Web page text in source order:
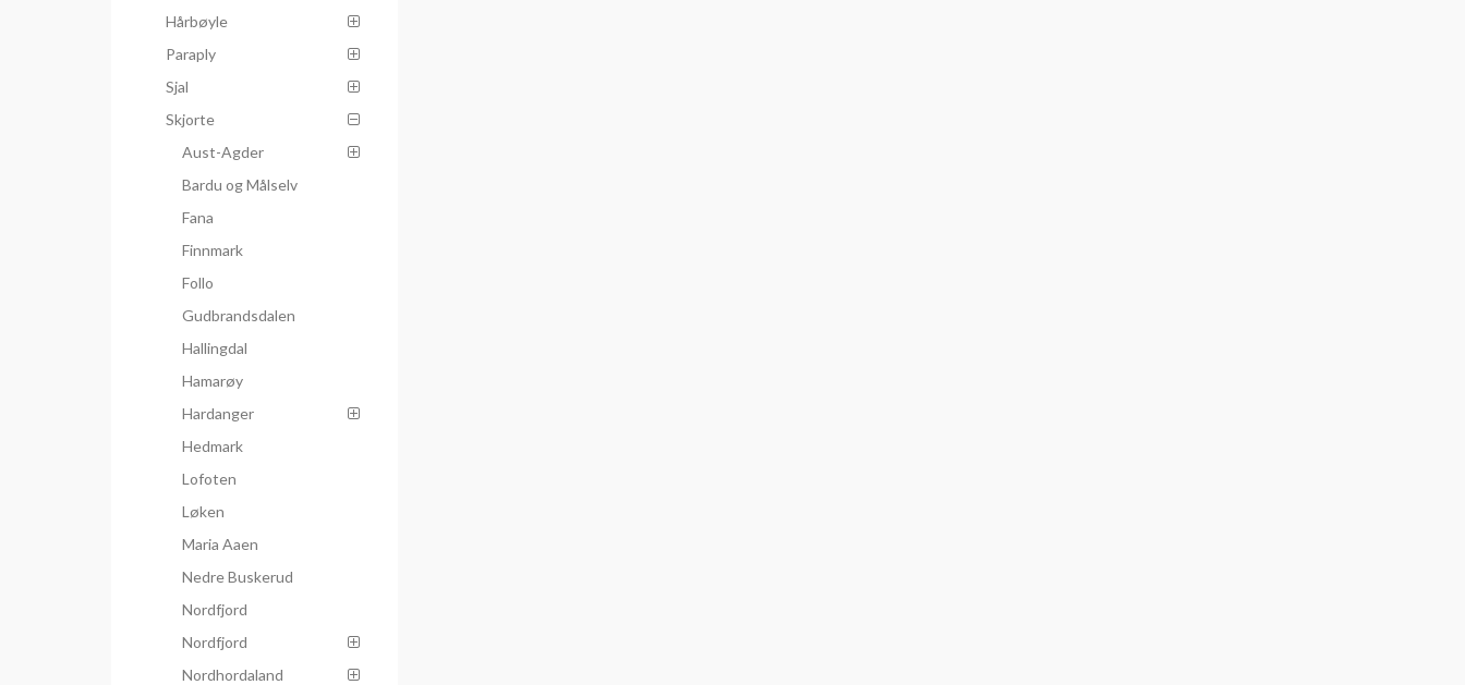
Hårbøyle
Paraply
Sjal
Skjorte
Aust-Agder
Bardu og Målselv
Fana
Finnmark
Follo
Gudbrandsdalen
Hallingdal
Hamarøy
Hardanger
Hedmark
Lofoten
Løken
Maria Aaen
Nedre Buskerud
Nordfjord
Nordfjord
Nordhordaland